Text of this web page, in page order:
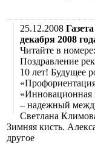
25.12.2008
декабря 2008
Читайте в
Поздравление
10 лет! Будущее
«Инновационная
– надежный
Светлана
Зимняя кисть.
другое